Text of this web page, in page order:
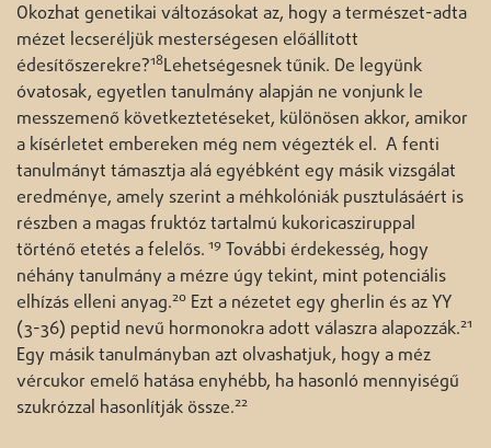
Okozhat genetikai változásokat az, hogy a természet-adta
mézet lecseréljük mesterségesen előállított
édesítőszerekre?18Lehetségesnek tűnik. De legyünk
óvatosak, egyetlen tanulmány alapján ne vonjunk le
messzemenő következtetéseket, különösen akkor, amikor
a kísérletet embereken még nem végezték el. A fenti
tanulmányt támasztja alá egyébként egy másik vizsgálat
eredménye, amely szerint a méhkolóniák pusztulásáért is
részben a magas fruktóz tartalmú kukoricasziruppal
történő etetés a felelős. 19 További érdekesség, hogy
néhány tanulmány a mézre úgy tekint, mint potenciális
elhízás elleni anyag.20 Ezt a nézetet egy gherlin és az YY
(3-36) peptid nevű hormonokra adott válaszra alapozzák.21
Egy másik tanulmányban azt olvashatjuk, hogy a méz
vércukor emelő hatása enyhébb, ha hasonló mennyiségű
szukrózzal hasonlítják össze.22